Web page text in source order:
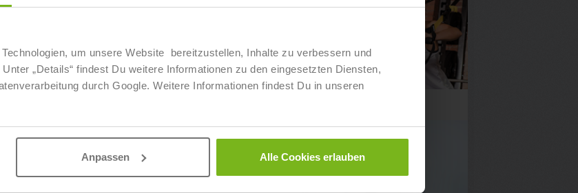
um unsere Website bereitzustellen, Inhalte zu verbessern und
„Details“ findest Du weitere Informationen zu den eingesetzten Diensten,
durch Google. Weitere Informationen findest Du in unseren
Anpassen Alle Cookies erlauben
Fitnessökonomie“ in Kassel
Fitnessökonomie“ in Bad
Ab sofort
und
Fitnessökonomie“ in